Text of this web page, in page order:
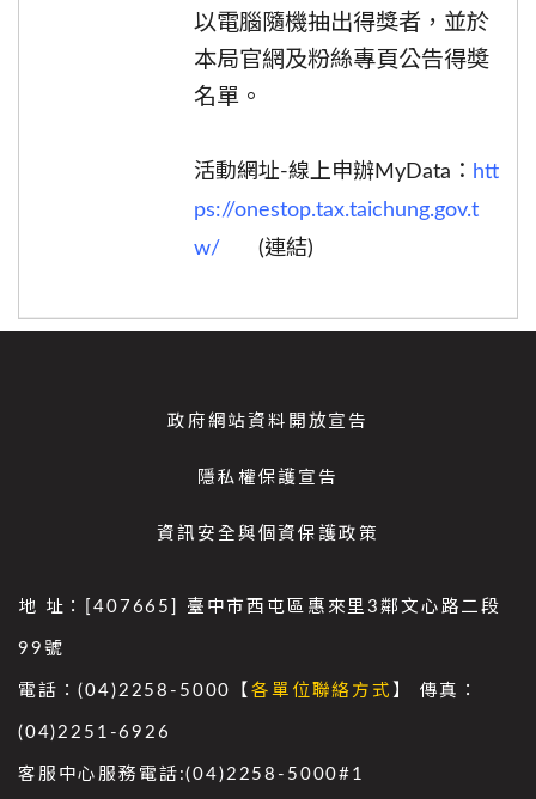
以電腦隨機抽出得獎者，並於
本局官網及粉絲專頁公告得奬
名單。
活動網址-線上申辦MyData： htt
ps://onestop.tax.taichung.gov.t
w/
(連結)
政府網站資料開放宣告
隱私權保護宣告
資訊安全與個資保護政策
地 址：[407665] 臺中市西屯區惠來里3鄰文心路二段
99號
電話：(04)2258-5000【各單位聯絡方式 】 傳真：
(04)2251-6926
客服中心服務電話:(04)2258-5000#1